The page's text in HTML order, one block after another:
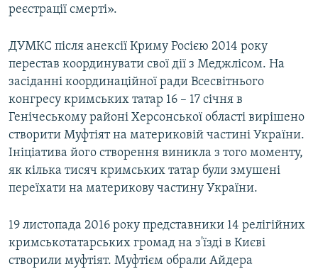
реєстрації смерті».
ДУМКС після анексії Криму Росією 2014 року
перестав координувати свої дії з Меджлісом. На
засіданні координаційної ради Всесвітнього
конгресу кримських татар 16 – 17 січня в
Генічеському районі Херсонської області вирішено
створити Муфтіят на материковій частині України.
Ініціатива його створення виникла з того моменту,
як кілька тисяч кримських татар були змушені
переїхати на материкову частину України.
19 листопада 2016 року представники 14 релігійних
кримськотатарських громад на з'їзді в Києві
створили муфтіят. Муфтієм обрали Айдера